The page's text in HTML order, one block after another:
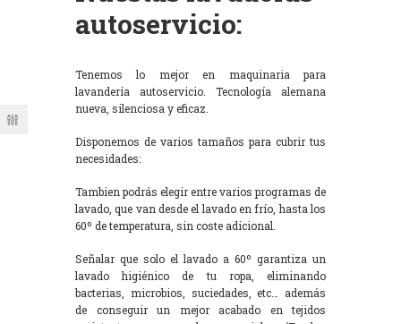
autoservicio:
Tenemos lo mejor en maquinaria para
lavandería autoservicio. Tecnología alemana
nueva, silenciosa y eficaz.
Disponemos de varios tamaños para cubrir tus
necesidades:
Tambien podrás elegir entre varios programas de
lavado, que van desde el lavado en frío, hasta los
60º de temperatura, sin coste adicional.
Señalar que solo el lavado a 60º garantiza un
lavado higiénico de tu ropa, eliminando
bacterias, microbios, suciedades, etc… además
de conseguir un mejor acabado en tejidos